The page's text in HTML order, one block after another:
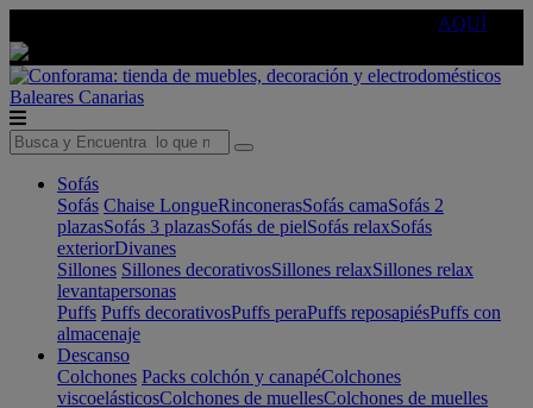
AQUÍ
Baleares Canarias
Sofás
Sofás Chaise LongueRinconerasSofás camaSofás 2
plazasSofás 3 plazasSofás de pielSofás relaxSofás
exteriorDivanes
Sillones Sillones decorativosSillones relaxSillones relax
levantapersonas
Puffs Puffs decorativosPuffs peraPuffs reposapiésPuffs con
almacenaje
Descanso
Colchones Packs colchón y canapéColchones
viscoelásticosColchones de muellesColchones de muelles